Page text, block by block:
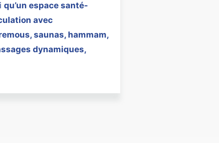
qu’un espace santé-
avec
saunas, hammam,
dynamiques,